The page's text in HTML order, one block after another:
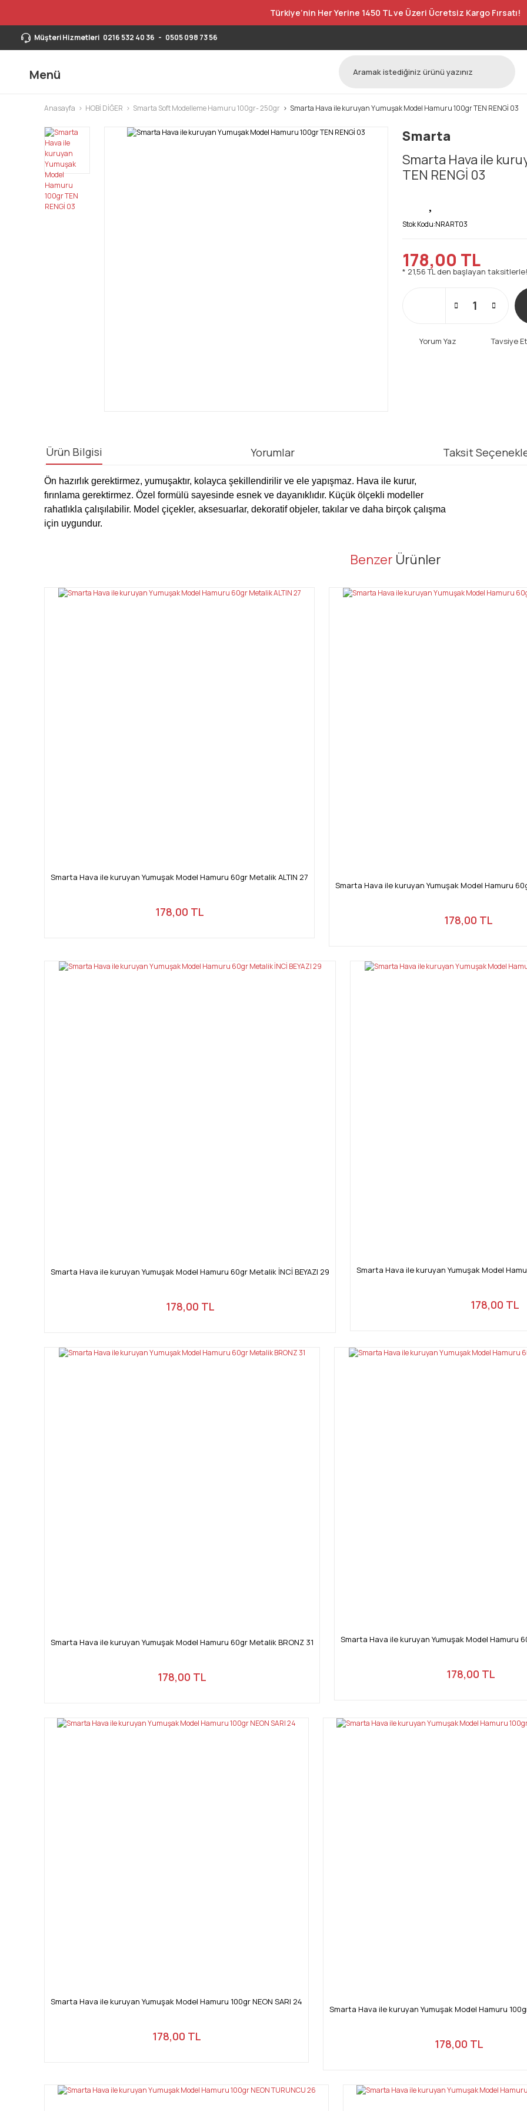
Türkiye’nin Her Yerine 1450 TL ve Üzeri Ücretsiz Kargo Fırsatı!
Müşteri Hizmetleri 0216 532 40 36 - 0505 098 73 56
Menü
Anasayfa HOBİ DİĞER Smarta Soft Modelleme Hamuru 100gr- 250gr Smarta Hava ile kuruyan Yumuşak Model Hamuru 100gr TEN RENGİ 03
Smarta
Smarta Hava ile
TEN RENGİ 03
Stok Kodu:NRART03
178,00 TL
* 21,56 TL den başlayan
Yorum Yaz Tavsiye Et
Ürün Bilgisi Yorumlar Taksit
Ön hazırlık gerektirmez, yumuşaktır, kolayca şekillendirilir ve ele yapışmaz. Hava ile kurur,
fırınlama gerektirmez. Özel formülü sayesinde esnek ve dayanıklıdır. Küçük ölçekli modeller
rahatlıkla çalışılabilir. Model çiçekler, aksesuarlar, dekoratif objeler, takılar ve daha birçok çalışma
için uygundur.
Bu ürünün fiyat bilgisi, resim, ürün açıklamalarında ve diğer konularda yetersiz gördüğünüz noktaları öneri formunu kullanarak
Ürün resmi kalitesiz, bozuk veya görüntülenemiyor.
Benzer Ürünler
Smarta Hava ile kuruyan Yumuşak Model Hamuru 60gr Metalik ALTIN 27
178,00 TL
Smarta Hava ile kuruyan Yumuşak Model Hamuru
178,00 TL
Smarta Hava ile kuruyan Yumuşak Model Hamuru 60gr Metalik İNCİ BEYAZI 29
178,00 TL
Smarta Hava ile kuruyan Yumuşak Model
178,00 TL
Smarta Hava ile kuruyan Yumuşak Model Hamuru 60gr Metalik BRONZ 31
178,00 TL
Smarta Hava ile kuruyan Yumuşak Model Hamuru
178,00 TL
Smarta Hava ile kuruyan Yumuşak Model Hamuru 100gr NEON SARI 24
178,00 TL
Smarta Hava ile kuruyan Yumuşak Model Hamuru 100gr
178,00 TL